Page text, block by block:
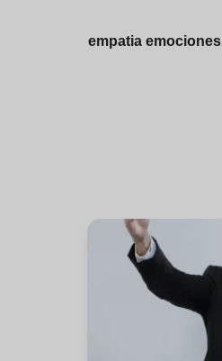
empatia emociones